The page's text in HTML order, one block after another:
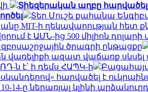
Տիեզերական աղբը
Տեր Մուշե քահանա
MIT-ի ղեկավարության հետ
է ԱՄՆ-ից 500 միլիոն
ծրագրի ընթացքը
վառելիքի ազատ վաճառք սկսել
ն է՝ ի դեմս ՀԱՊԿ-ի
հարվածել է
ը ներառյալ կլինի